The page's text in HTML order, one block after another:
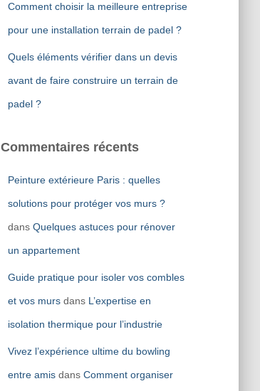
Comment choisir la meilleure entreprise
pour une installation terrain de padel ?
Quels éléments vérifier dans un devis
avant de faire construire un terrain de
padel ?
Commentaires récents
Peinture extérieure Paris : quelles
solutions pour protéger vos murs ?
dans Quelques astuces pour rénover
un appartement
Guide pratique pour isoler vos combles
et vos mursdans L’expertise en
isolation thermique pour l’industrie
Vivez l’expérience ultime du bowling
entre amisdans Comment organiser